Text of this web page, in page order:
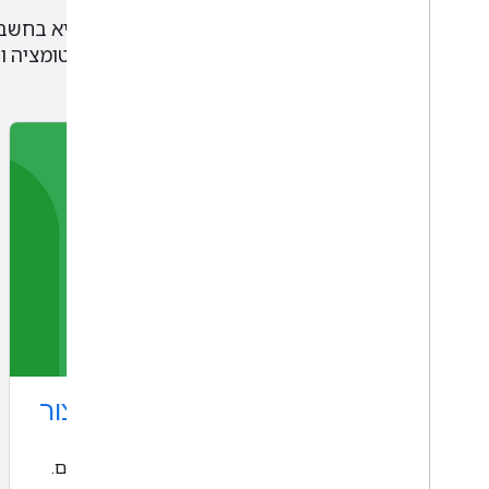
במודולים האלה נדון בגורמים קריטיים שצריך להביא
האמיתי, כולל שיטות מומלצות להעברה לייצור,
מערכות למידת מכונה בסביבת ייצור
איך פועלת מערכת ייצור של למידת מכונה במגוון רכיבים.